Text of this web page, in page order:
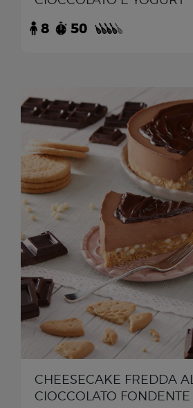
8 50
CHEESECAKE FREDDA AL
CIOCCOLATO FONDENTE